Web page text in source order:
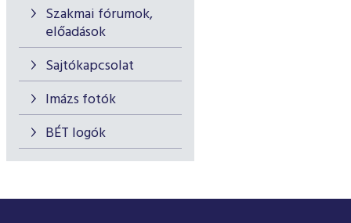
Szakmai fórumok,
előadások
Sajtókapcsolat
Imázs fotók
BÉT logók